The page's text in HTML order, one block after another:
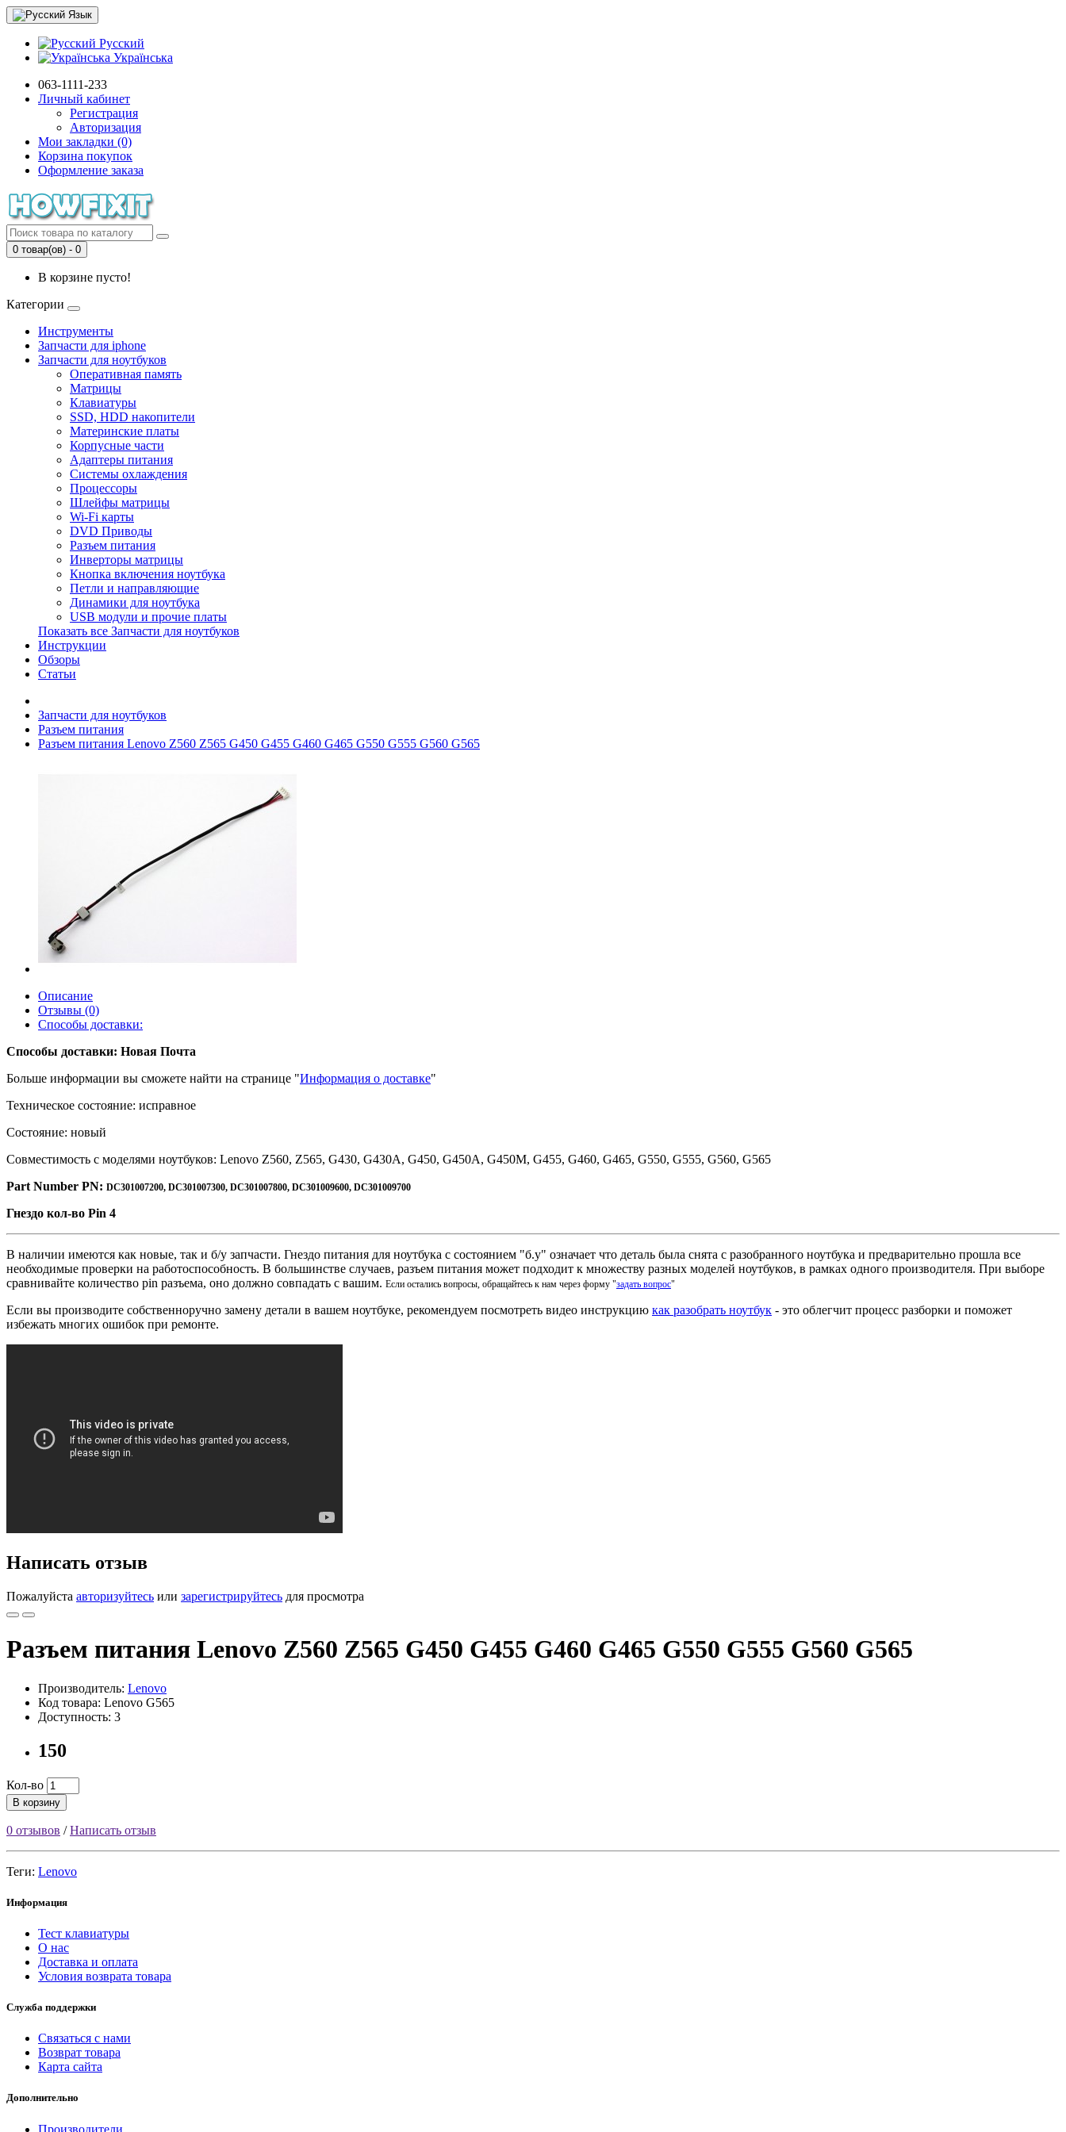
Язык
Русский
Українська
063-1111-233
Личный кабинет
Регистрация
Авторизация
Мои закладки (0)
Корзина покупок
Оформление заказа
0 товар(ов) - 0
В корзине пусто!
Категории
Инструменты
Запчасти для iphone
Запчасти для ноутбуков
Оперативная память
Матрицы
Клавиатуры
SSD, HDD накопители
Материнские платы
Корпусные части
Адаптеры питания
Системы охлаждения
Процессоры
Шлейфы матрицы
Wi-Fi карты
DVD Приводы
Разъем питания
Инверторы матрицы
Кнопка включения ноутбука
Петли и направляющие
Динамики для ноутбука
USB модули и прочие платы
Показать все Запчасти для ноутбуков
Инструкции
Обзоры
Статьи
Запчасти для ноутбуков
Разъем питания
Разъем питания Lenovo Z560 Z565 G450 G455 G460 G465 G550 G555 G560 G565
Описание
Отзывы (0)
Способы доставки:
Способы доставки: Новая Почта
Больше информации вы сможете найти на странице "Информация о доставке"
Техническое состояние: исправное
Состояние: новый
Совместимость с моделями ноутбуков: Lenovo Z560, Z565, G430, G430A, G450, G450A, G450M, G455, G460, G465, G550, G555, G560, G565
Part Number PN: DC301007200, DC301007300, DC301007800, DC301009600, DC301009700
Гнездо кол-во Pin 4
В наличии имеются как новые, так и б/у запчасти. Гнездо питания для ноутбука с состоянием "б.у" означает что деталь была снята с разобранного ноутбука и предварительно прошла все
необходимые проверки на работоспособность. В большинстве случаев, разъем питания может подходит к множеству разных моделей ноутбуков, в рамках одного производителя. При выборе
сравнивайте количество pin разъема, оно должно совпадать с вашим. Если остались вопросы, обращайтесь к нам через форму "задать вопрос"
Если вы производите собственноручно замену детали в вашем ноутбуке, рекомендуем посмотреть видео инструкцию как разобрать ноутбук - это облегчит процесс разборки и поможет
избежать многих ошибок при ремонте.
Написать отзыв
Пожалуйста авторизуйтесь или зарегистрируйтесь для просмотра
Разъем питания Lenovo Z560 Z565 G450 G455 G460 G465 G550 G555 G560 G565
Производитель: Lenovo
Код товара: Lenovo G565
Доступность: 3
150
Кол-во
В корзину
0 отзывов /Написать отзыв
Теги: Lenovo
Информация
Тест клавиатуры
О нас
Доставка и оплата
Условия возврата товара
Служба поддержки
Связаться с нами
Возврат товара
Карта сайта
Дополнительно
Производители